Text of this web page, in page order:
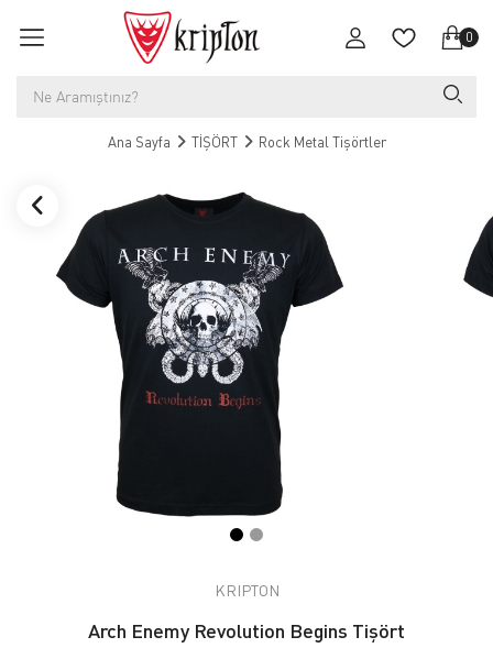
0
Ana Sayfa TİŞÖRT Rock Metal Tişörtler
KRIPTON
Arch Enemy Revolution Begins Tişört